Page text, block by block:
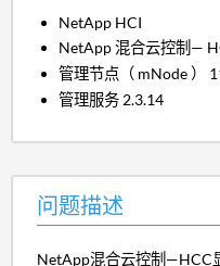
NetApp HCI
NetApp 混合云控制—
管理节点（ mNode ）
管理服务 2.3.14
问题描述
NetApp混合云控制—HCC